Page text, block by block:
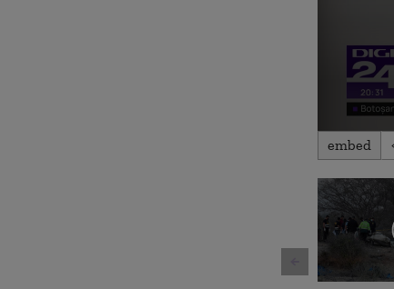
0
seconds
2
minutes,
10
seconds
90%
embed